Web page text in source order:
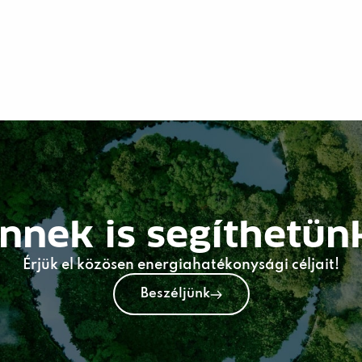
is
Érjük el közösen energiahatékonysági céljait!
Beszéljünk